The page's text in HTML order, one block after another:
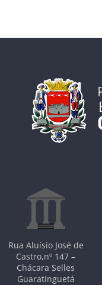
Rua Aluísio José de
Castro,nº 147 –
Chácara Selles
Guaratinguetá